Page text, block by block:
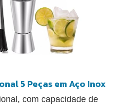
5 Peças em Aço Inox
com capacidade de